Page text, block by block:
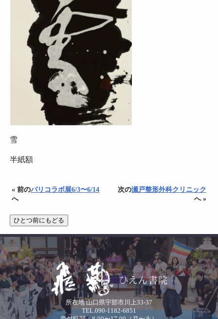
雪
半紙額
« 前のパリコラボ展6/3〜6/14
へ
次の瀬戸整形外科クリニック
へ »
所在地 山口県宇部市川上33-37
TEL.090-1182-6851